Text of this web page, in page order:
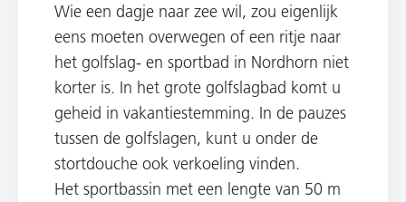
Wie een dagje naar zee wil, zou eigenlijk
eens moeten overwegen of een ritje naar
het golfslag- en sportbad in Nordhorn niet
korter is. In het grote golfslagbad komt u
geheid in vakantiestemming. In de pauzes
tussen de golfslagen, kunt u onder de
stortdouche ook verkoeling vinden.
Het sportbassin met een lengte van 50 m